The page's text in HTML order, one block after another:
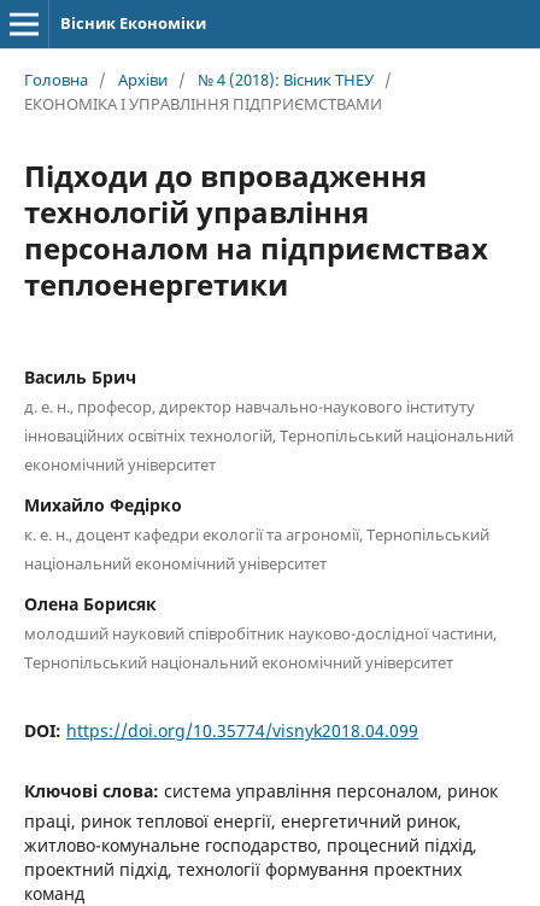
Вісник Економіки
Головна / Архіви / № 4 (2018): Вісник ТНЕУ /
ЕКОНОМІКА І УПРАВЛІННЯ ПІДПРИЄМСТВАМИ
Підходи до впровадження
технологій управління
персоналом на підприємствах
теплоенергетики
Василь Брич
д. е. н., професор, директор навчально-наукового інституту
інноваційних освітніх технологій, Тернопільський національний
економічний університет
Михайло Федірко
к. е. н., доцент кафедри екології та агрономії, Тернопільський
національний економічний університет
Олена Борисяк
молодший науковий співробітник науково-дослідної частини,
Тернопільський національний економічний університет
DOI: https://doi.org/10.35774/visnyk2018.04.099
Ключові слова: система управління персоналом, ринок
праці, ринок теплової енергії, енергетичний ринок,
житлово-комунальне господарство, процесний підхід,
проектний підхід, технології формування проектних
команд